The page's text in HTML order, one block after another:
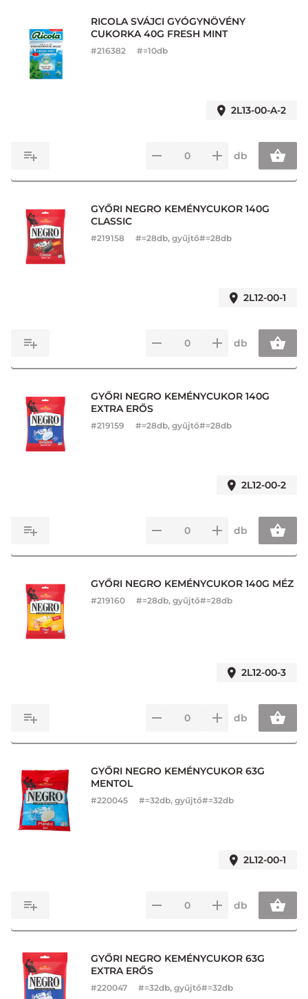
RICOLA SVÁJCI GYÓGYNÖVÉNY
CUKORKA 40G FRESH MINT
#216382 #=10db
2L13-00-A-2
db
GYŐRI NEGRO KEMÉNYCUKOR 140G
CLASSIC
#219158 #=28db, gyűjtő#=28db
2L12-00-1
db
GYŐRI NEGRO KEMÉNYCUKOR 140G
EXTRA ERŐS
#219159 #=28db, gyűjtő#=28db
2L12-00-2
db
GYŐRI NEGRO KEMÉNYCUKOR 140G MÉZ
#219160 #=28db, gyűjtő#=28db
2L12-00-3
db
GYŐRI NEGRO KEMÉNYCUKOR 63G
MENTOL
#220045 #=32db, gyűjtő#=32db
2L12-00-1
db
GYŐRI NEGRO KEMÉNYCUKOR 63G
EXTRA ERŐS
#220047 #=32db, gyűjtő#=32db